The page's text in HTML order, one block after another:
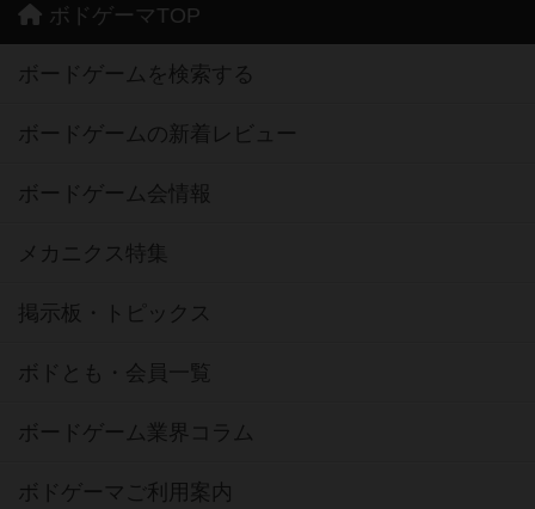
ボドゲーマTOP
ボードゲームを検索する
ボードゲームの新着レビュー
ボードゲーム会情報
メカニクス特集
掲示板・トピックス
ボドとも・会員一覧
ボードゲーム業界コラム
ボドゲーマご利用案内